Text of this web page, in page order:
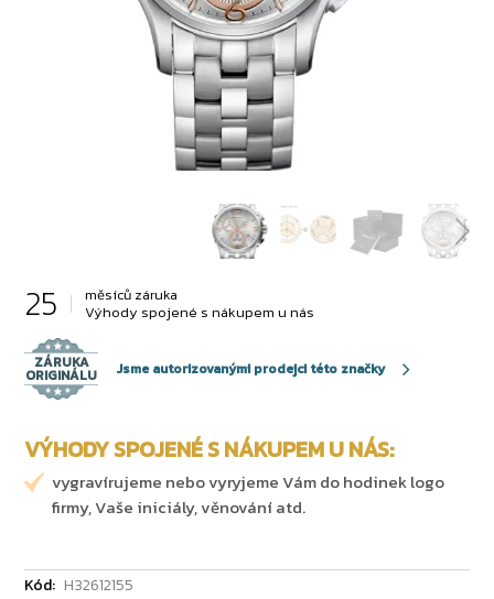
25
měsíců záruka
Výhody spojené s nákupem u nás
ZÁRUKA
ORIGINÁLU Jsme autorizovanými prodejci této značky
VÝHODY SPOJENÉ S NÁKUPEM U NÁS:
vygravírujeme nebo vyryjeme Vám do hodinek logo
firmy, Vaše iniciály, věnování atd.
Kód: H32612155